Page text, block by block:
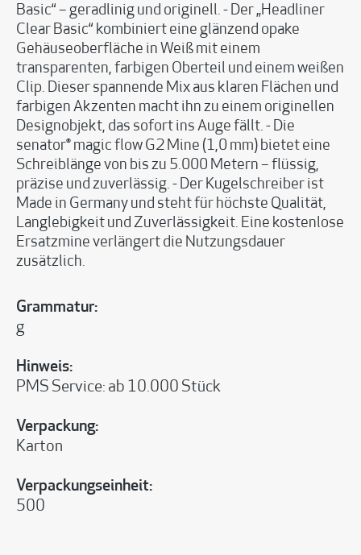
Basic“ – geradlinig und originell. - Der „Headliner
Clear Basic“ kombiniert eine glänzend opake
Gehäuseoberfläche in Weiß mit einem
transparenten, farbigen Oberteil und einem weißen
Clip. Dieser spannende Mix aus klaren Flächen und
farbigen Akzenten macht ihn zu einem originellen
Designobjekt, das sofort ins Auge fällt. - Die
senator® magic flow G2 Mine (1,0 mm) bietet eine
Schreiblänge von bis zu 5.000 Metern – flüssig,
präzise und zuverlässig. - Der Kugelschreiber ist
Made in Germany und steht für höchste Qualität,
Langlebigkeit und Zuverlässigkeit. Eine kostenlose
Ersatzmine verlängert die Nutzungsdauer
zusätzlich.
Grammatur:
g
Hinweis:
PMS Service: ab 10.000 Stück
Verpackung:
Karton
Verpackungseinheit:
500